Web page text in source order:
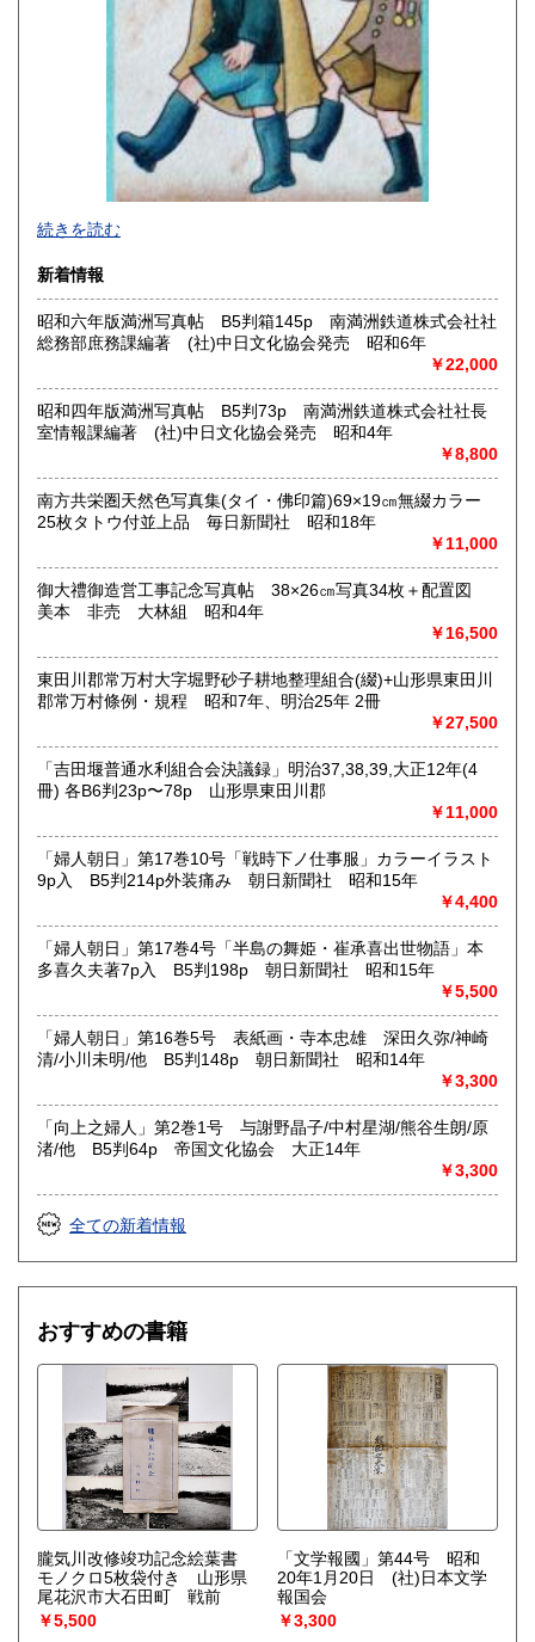
430円 鹿児島県
430円
2026年で創業45年目になります。
沿線名：(無店舗)
最寄駅：(無店舗)
営業時間：10:00〜18:00
書籍の買取について
取り扱い分野
古典籍、近代文献、趣味、サブカルチャー、古書一般（その
和本・開拓/植民資料・戦時資料・文学一般・詩歌句集・児童
書 ・児童資料・芸能/サブカル・広告資料・ポスター・版画/
刷り物 ・絵葉書・双六・地図/鳥瞰図
続きを読む
新着情報
昭和六年版満洲写真帖 B5判箱145p 南満洲鉄道株式会社社
総務部庶務課編著 (社)中日文化協会発売 昭和6年
￥22,000
昭和四年版満洲写真帖 B5判73p 南満洲鉄道株式会社社長
室情報課編著 (社)中日文化協会発売 昭和4年
￥8,800
南方共栄圏天然色写真集(タイ・佛印篇)69×19㎝無綴カラー
25枚タトウ付並上品 毎日新聞社 昭和18年
￥11,000
御大禮御造営工事記念写真帖 38×26㎝写真34枚＋配置図
美本 非売 大林組 昭和4年
￥16,500
東田川郡常万村大字堀野砂子耕地整理組合(綴)+山形県東田川
郡常万村條例・規程 昭和7年、明治25年 2冊
￥27,500
「吉田堰普通水利組合会決議録」明治37,38,39,大正12年(4
冊) 各B6判23p〜78p 山形県東田川郡
￥11,000
「婦人朝日」第17巻10号「戦時下ノ仕事服」カラーイラスト
9p入 B5判214p外装痛み 朝日新聞社 昭和15年
￥4,400
「婦人朝日」第17巻4号「半島の舞姫・崔承喜出世物語」本
多喜久夫著7p入 B5判198p 朝日新聞社 昭和15年
￥5,500
「婦人朝日」第16巻5号 表紙画・寺本忠雄 深田久弥/神崎
清/小川未明/他 B5判148p 朝日新聞社 昭和14年
￥3,300
「向上之婦人」第2巻1号 与謝野晶子/中村星湖/熊谷生朗/原
渚/他 B5判64p 帝国文化協会 大正14年
￥3,300
全ての新着情報
おすすめの書籍
朧気川改修竣功記念絵葉書
モノクロ5枚袋付き 山形県
尾花沢市大石田町 戦前
￥5,500
「文学報國」第44号 昭和
20年1月20日 (社)日本文学
報国会
￥3,300